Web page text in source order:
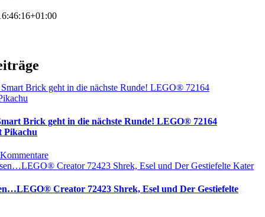
Brick geht in die nächste Runde! LEGO® 72164
Pikachu
Creator 72423 Shrek, Esel und Der Gestiefelte